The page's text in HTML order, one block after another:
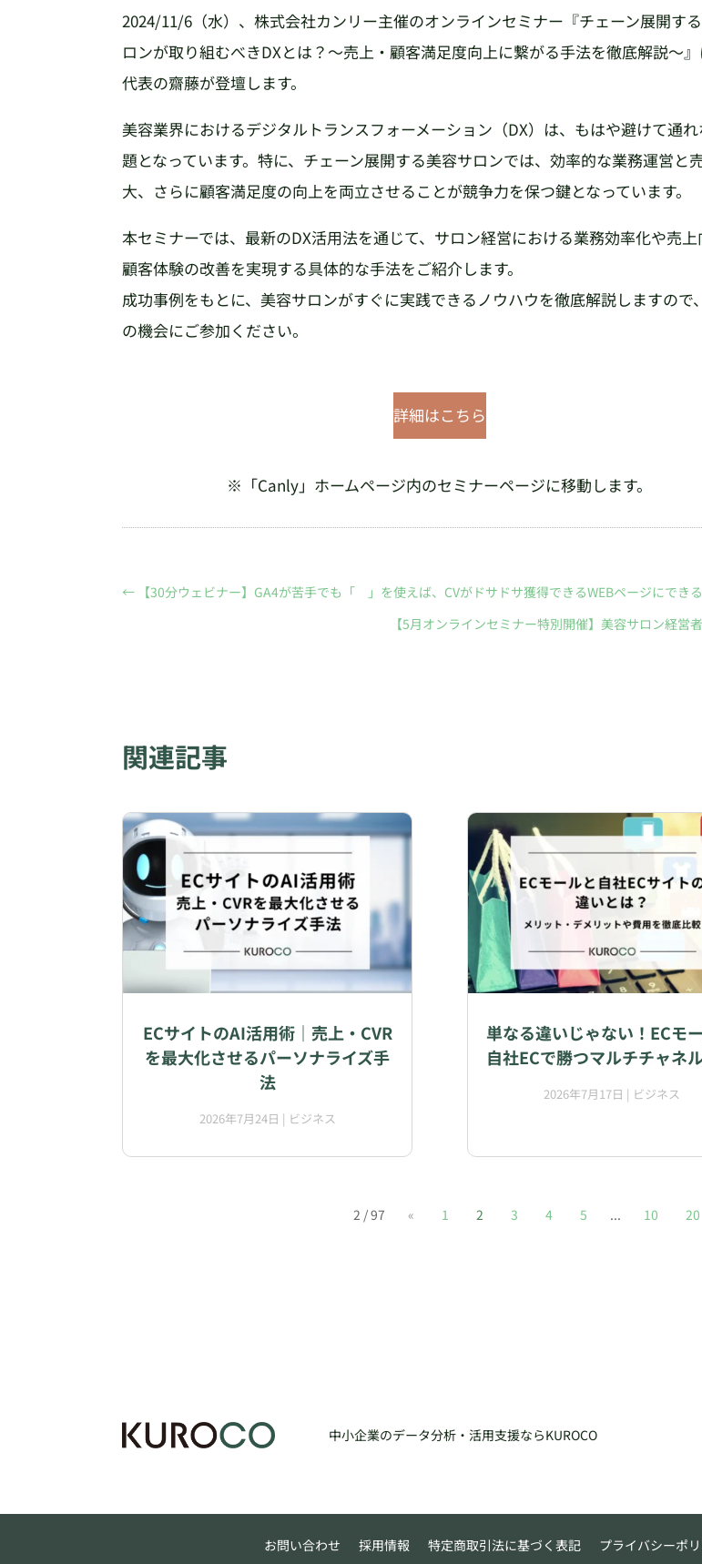
2024/11/6（水）、株式会社カンリー主催のオンラインセミナー『チェーン展開す
ロンが取り組むべきDXとは？〜売上・顧客満足度向上に繋がる手法を徹底解説〜
代表の齋藤が登壇します。
美容業界におけるデジタルトランスフォーメーション（DX）は、もはや避けて通
題となっています。特に、チェーン展開する美容サロンでは、効率的な業務運営と
大、さらに顧客満足度の向上を両立させることが競争力を保つ鍵となっています。
本セミナーでは、最新のDX活用法を通じて、サロン経営における業務効率化や売上
顧客体験の改善を実現する具体的な手法をご紹介します。
成功事例をもとに、美容サロンがすぐに実践できるノウハウを徹底解説しますので
の機会にご参加ください。
詳細はこちら
※「Canly」ホームページ内のセミナーページに移動します。
← 【30分ウェビナー】GA4が苦手でも「 」を使えば、CVがドサドサ獲得できるWEBページにできる
【5月オンラインセミナー特別開催】美容サロン経営
関連記事
ECサイトのAI活用術｜売上・CVR
を最大化させるパーソナライズ手
法
2026年7月24日 | ビジネス
単なる違いじゃない！ECモ
自社ECで勝つマルチチャネ
2026年7月17日 | ビジネス
2 / 97 « 1 2 3 4 5 ... 10 20
中小企業のデータ分析・活用支援ならKUROCO
お問い合わせ 採用情報 特定商取引法に基づく表記 プライバシーポ